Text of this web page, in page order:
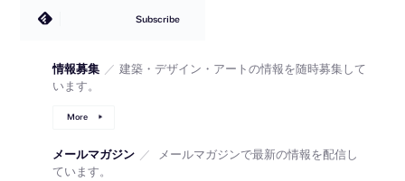
Subscribe
情報募集 ／ 建築・デザイン・アートの情報を随時募集して
います。
More
メールマガジン ／
メールマガジンで最新の情報を配信し
ています。